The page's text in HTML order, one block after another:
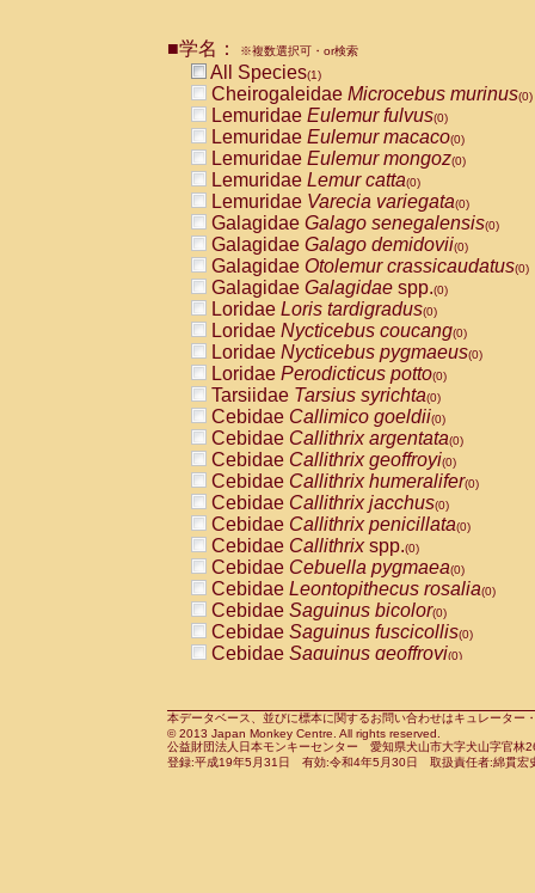
CebidaeCebus nigrivittatus
CebidaeCebus
CebidaeSaimiri boliviensis(0)
CebidaeSaimiri sciureus(0)
AtelidaeAlouatta caraya(0)
AtelidaeAlouatta fusca(0)
AtelidaeAlouatta seniculus
AtelidaeAlouattaspp.(0)
AtelidaeAteles belzebuth(0)
AtelidaeAteles geoffroyi(0)
AtelidaeAteles paniscus(0)
AtelidaeAtelesspp.(0)
Atelidae Lagothrix lagothricha
AtelidaeLagothrix lagothricha cana
PitheciidaeCacajao calvus
PitheciidaeCallicebus cupreus
PitheciidaeCallicebus donacophilus
PitheciidaeCallicebus moloch
PitheciidaeCallicebus torquatus
PitheciidaeCallicebusspp.(0)
PitheciidaeChiropotes satanas(0)
PitheciidaePithecia monachus
PitheciidaePithecia pithecia(0)
CercopithecidaeCercocebus agilis
CercopithecidaeCercocebus
CercopithecidaeCercocebus
CercopithecidaeCercocebus
CercopithecidaeCercocebus
CercopithecidaeCercocebushybrid
CercopithecidaePapio anubis(0)
CercopithecidaePapio cynocephalus
CercopithecidaePapio hamadryas(0)
■学名： ※複数選択可・or検索
All Species(1)
Cheirogaleidae Microcebus murinus(0)
Lemuridae Eulemur fulvus(0)
Lemuridae Eulemur macaco(0)
Lemuridae Eulemur mongoz(0)
Lemuridae Lemur catta(0)
Lemuridae Varecia variegata(0)
Galagidae Galago senegalensis(0)
Galagidae Galago demidovii(0)
Galagidae Otolemur crassicaudatus(0)
Galagidae Galagidae spp.(0)
Loridae Loris tardigradus(0)
Loridae Nycticebus coucang(0)
Loridae Nycticebus pygmaeus(0)
Loridae Perodicticus potto(0)
Tarsiidae Tarsius syrichta(0)
Cebidae Callimico goeldii(0)
Cebidae Callithrix argentata(0)
Cebidae Callithrix geoffroyi(0)
Cebidae Callithrix humeralifer(0)
Cebidae Callithrix jacchus(0)
Cebidae Callithrix penicillata(0)
Cebidae Callithrixspp.(0)
Cebidae Cebuella pygmaea(0)
Cebidae Leontopithecus rosalia(0)
Cebidae Saguinus bicolor(0)
Cebidae Saguinus fuscicollis(0)
Cebidae Saguinus geoffroyi(0)
CebidaeSaguinus leucopus(0)
CebidaeSaguinus midas(0)
Cebidae Saguinus mystax(0)
本データベース、並びに標本に関するお問い合わせはキュレータ
© 2013 Japan Monkey Centre. All rights reserved.
公益財団法人日本モンキーセンター 愛知県犬山市大字犬山字官
登録:平成19年5月31日 有効:令和4年5月30日 取扱責任者:綿貫宏